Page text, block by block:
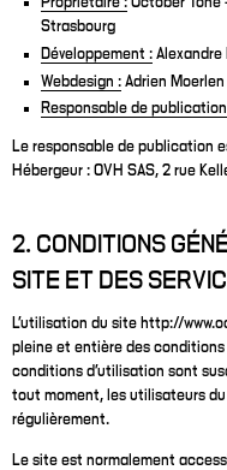
Strasbourg
Développement : Alexandre
Webdesign : Adrien Moerlen
Responsable de
Le responsable de publication
Hébergeur : OVH SAS, 2 rue
2. CONDITIONS
SITE ET DES
L’utilisation du site http://
pleine et entière des
conditions d’utilisation sont
tout moment, les utilisateurs
régulièrement.
Le site est normalement